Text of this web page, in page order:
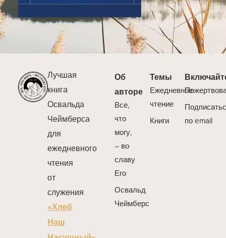
Лучшая
книга
Освальда
Чеймберса
для
ежедневного
чтения
от
служения
«Хлеб
Наш
Об
авторе
Все,
что
могу,
– во
славу
Его
Освальд
Чеймберс
Темы
Ежедневное
чтение
Книги
по email